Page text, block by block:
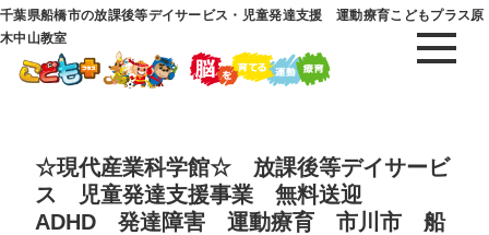
千葉県船橋市の放課後等デイサービス・児童発達支援 運動療育こどもプラス原
木中山教室
☆現代産業科学館☆ 放課後等デイサービ
ス 児童発達支援事業 無料送迎
ADHD 発達障害 運動療育 市川市 船